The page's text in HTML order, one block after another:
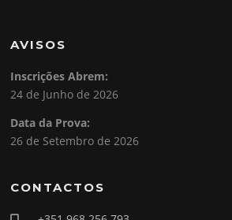
AVISOS
Inscrições Abrem:
24 de Junho de 2026
Data da Prova:
26 de Setembro de 2026
CONTACTOS